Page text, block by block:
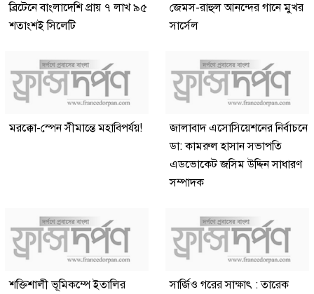
ব্রিটেনে বাংলাদেশি প্রায় ৭ লাখ ৯৫
শতাংশই সিলেটি
জেমস-রাহুল আনন্দের গানে মুখর
সার্সেল
মরক্কো-স্পেন সীমান্তে মহাবিপর্যয়!
জালাবাদ এসোসিয়েশনের নির্বাচনে
ডা: কামরুল হাসান সভাপতি
এডভোকেট জসিম উদ্দিন সাধারণ
সম্পাদক
শক্তিশালী ভূমিকম্পে ইতালির
সার্জিও গরের সাক্ষাৎ : তারেক